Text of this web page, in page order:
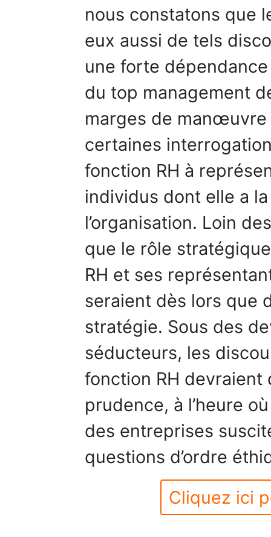
nous constatons que
eux aussi de tels
une forte
du top management
marges de
certaines
fonction RH à
individus dont elle a
l’organisation. Loin
que le rôle
RH et ses
seraient dès lors que
stratégie. Sous des
séducteurs, les
fonction RH
prudence, à l’heure
des entreprises
questions d’ordre
Cliquez ici